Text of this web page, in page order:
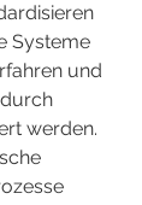
Systeme
und
werden.